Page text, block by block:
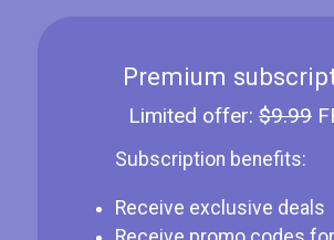
Premium
Limited offer: $9.99
Subscription benefits:
Receive exclusive deals